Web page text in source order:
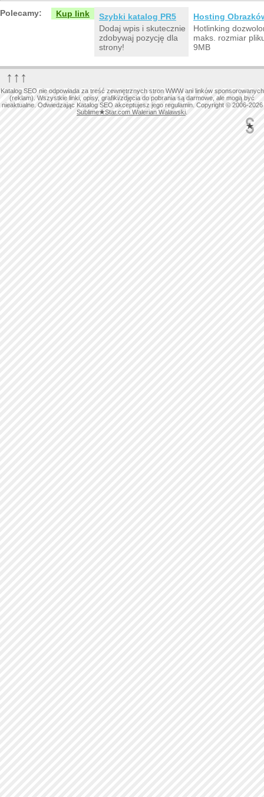
Polecamy: Kup link
Szybki katalog PR5
Dodaj wpis i skutecznie
zdobywaj pozycję dla
strony!
Hosting
Hotlinking
maks. rozmiar
9MB
↑↑↑
Katalog SEO nie odpowiada za treść zewnętrznych stron WWW ani linków sponsorowanych
(reklam). Wszystkie linki, opisy, grafiki/zdjęcia do pobrania są darmowe, ale mogą być
nieaktualne. Odwiedzając Katalog SEO akceptujesz jego regulamin. Copyright © 2006-2026
Sublime★Star.com Walerian Walawski